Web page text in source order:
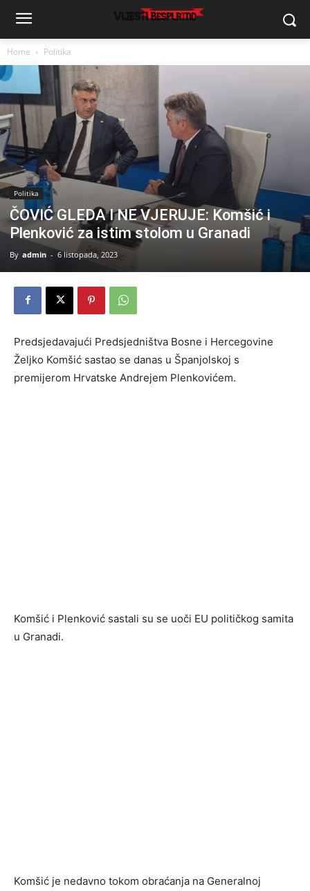
Home Politika
Politika
ČOVIĆ GLEDA I NE VJERUJE: Komšić i
Plenković za istim stolom u Granadi
By admin - 6 listopada, 2023
Predsjedavajući Predsjedništva Bosne i Hercegovine
Željko Komšić sastao se danas u Španjolskoj s
premijerom Hrvatske Andrejem Plenkovićem.
Komšić i Plenković sastali su se uoči EU političkog samita
u Granadi.
Komšić je nedavno tokom obraćanja na Generalnoj